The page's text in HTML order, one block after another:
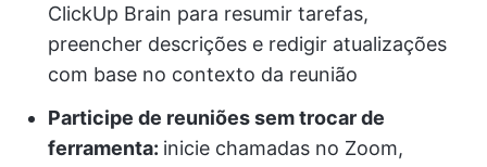
ClickUp Brain para resumir tarefas,
preencher descrições e redigir atualizações
com base no contexto da reunião
Participe de reuniões sem trocar de
ferramenta: inicie chamadas no Zoom,